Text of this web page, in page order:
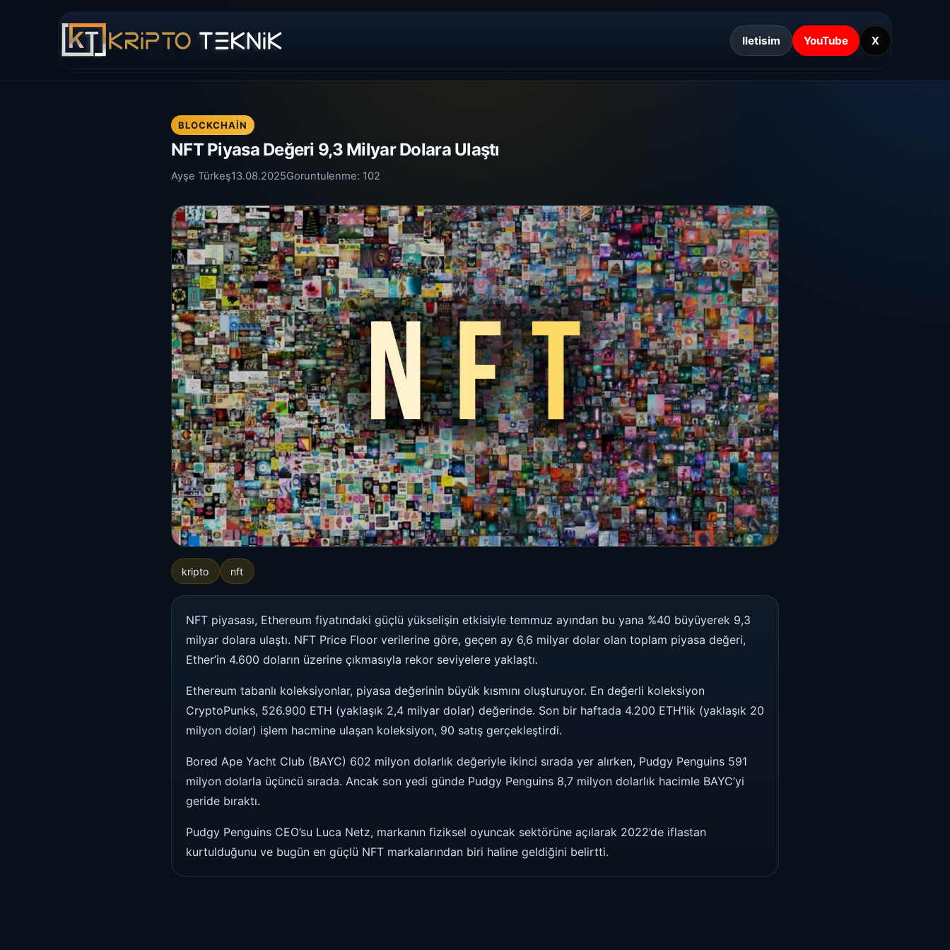
Iletisim YouTube X
BLOCKCHAIN
NFT Piyasa Değeri 9,3 Milyar Dolara Ulaştı
Ayşe Türkeş13.08.2025Goruntulenme: 102
kripto nft
NFT piyasası, Ethereum fiyatındaki güçlü yükselişin etkisiyle temmuz ayından bu yana %40 büyüyerek 9,3
milyar dolara ulaştı. NFT Price Floor verilerine göre, geçen ay 6,6 milyar dolar olan toplam piyasa değeri,
Ether’in 4.600 doların üzerine çıkmasıyla rekor seviyelere yaklaştı.
Ethereum tabanlı koleksiyonlar, piyasa değerinin büyük kısmını oluşturuyor. En değerli koleksiyon
CryptoPunks, 526.900 ETH (yaklaşık 2,4 milyar dolar) değerinde. Son bir haftada 4.200 ETH’lik (yaklaşık 20
milyon dolar) işlem hacmine ulaşan koleksiyon, 90 satış gerçekleştirdi.
Bored Ape Yacht Club (BAYC) 602 milyon dolarlık değeriyle ikinci sırada yer alırken, Pudgy Penguins 591
milyon dolarla üçüncü sırada. Ancak son yedi günde Pudgy Penguins 8,7 milyon dolarlık hacimle BAYC’yi
geride bıraktı.
Pudgy Penguins CEO’su Luca Netz, markanın fiziksel oyuncak sektörüne açılarak 2022’de iflastan
kurtulduğunu ve bugün en güçlü NFT markalarından biri haline geldiğini belirtti.